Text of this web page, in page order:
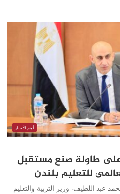
أهم الأخبار
طاولة صنع مستقبل
للتعليم بلندن
عبد اللطيف، وزير التربية والتعليم